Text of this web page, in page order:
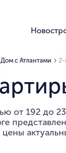
с Атлантами 2-
от 192 до